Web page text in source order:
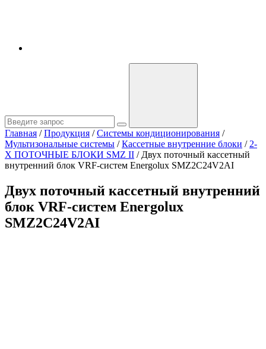
Главная / Продукция / Системы кондиционирования /
Мультизональные системы / Кассетные внутренние блоки / 2-
Х ПОТОЧНЫЕ БЛОКИ SMZ II /Двух поточный кассетный
внутренний блок VRF-систем Energolux SMZ2C24V2AI
Двух поточный кассетный внутренний
блок VRF-систем Energolux
SMZ2C24V2AI